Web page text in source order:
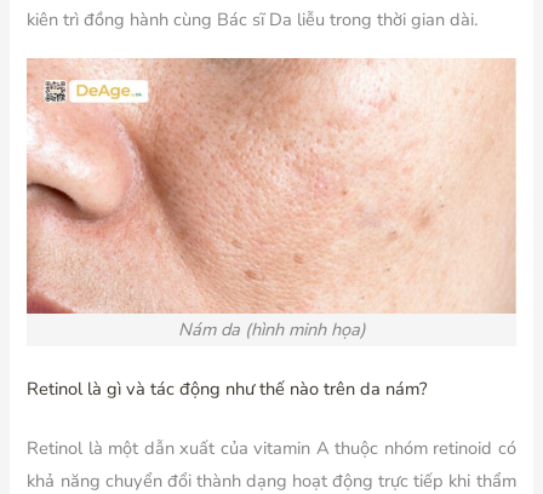
kiên trì đồng hành cùng Bác sĩ Da liễu trong thời gian dài.
Nám da (hình minh họa)
Retinol là gì và tác động như thế nào trên da nám?
Retinol là một dẫn xuất của vitamin A thuộc nhóm retinoid có
khả năng chuyển đổi thành dạng hoạt động trực tiếp khi thẩm